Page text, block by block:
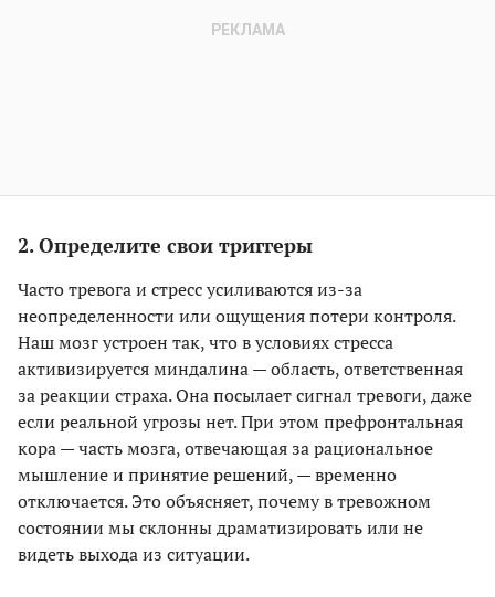
2. Определите свои триггеры
Часто тревога и стресс усиливаются из-за
неопределенности или ощущения потери контроля.
Наш мозг устроен так, что в условиях стресса
активизируется миндалина — область, ответственная
за реакции страха. Она посылает сигнал тревоги, даже
если реальной угрозы нет. При этом префронтальная
кора — часть мозга, отвечающая за рациональное
мышление и принятие решений, — временно
отключается. Это объясняет, почему в тревожном
состоянии мы склонны драматизировать или не
видеть выхода из ситуации.